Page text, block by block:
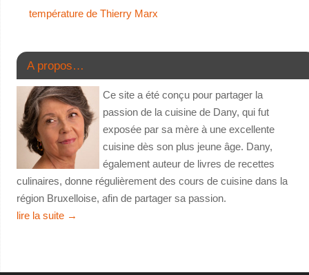
température de Thierry Marx
A propos…
Ce site a été conçu pour partager la
passion de la cuisine de Dany, qui fut
exposée par sa mère à une excellente
cuisine dès son plus jeune âge. Dany,
également auteur de livres de recettes
culinaires, donne régulièrement des cours de cuisine dans la
région Bruxelloise, afin de partager sa passion.
lire la suite →